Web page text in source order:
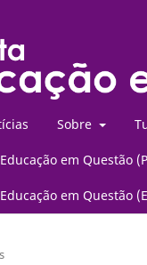
Sobre
em Questão
em Questão